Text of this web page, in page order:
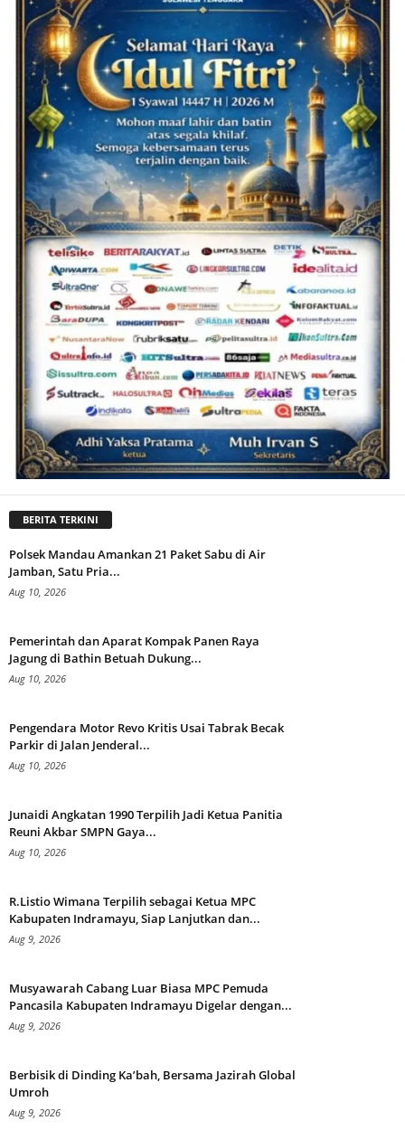
BERITA TERKINI
Polsek Mandau Amankan 21 Paket Sabu di Air
Jamban, Satu Pria...
Aug 10, 2026
Pemerintah dan Aparat Kompak Panen Raya
Jagung di Bathin Betuah Dukung...
Aug 10, 2026
Pengendara Motor Revo Kritis Usai Tabrak Becak
Parkir di Jalan Jenderal...
Aug 10, 2026
Junaidi Angkatan 1990 Terpilih Jadi Ketua Panitia
Reuni Akbar SMPN Gaya...
Aug 10, 2026
R.Listio Wimana Terpilih sebagai Ketua MPC
Kabupaten Indramayu, Siap Lanjutkan dan...
Aug 9, 2026
Musyawarah Cabang Luar Biasa MPC Pemuda
Pancasila Kabupaten Indramayu Digelar dengan...
Aug 9, 2026
Berbisik di Dinding Ka’bah, Bersama Jazirah Global
Umroh
Aug 9, 2026